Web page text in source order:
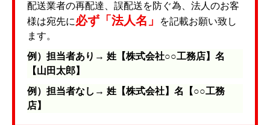
配送業者の再配達、誤配送を防ぐ為、法人のお客
様は宛先に必ず「法人名」
を記載お願い致し
ます。
例）担当者あり→ 姓【株式会社○○工務店】名
【山田太郎】
例）担当者なし→ 姓【株式会社】名【○○工務
店】